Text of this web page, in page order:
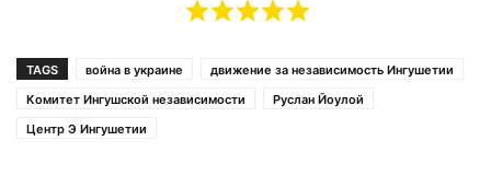
TAGS война в украине
движение за независимость Ингушетии
Комитет Ингушской независимости
Руслан Йоулой
Центр Э Ингушетии